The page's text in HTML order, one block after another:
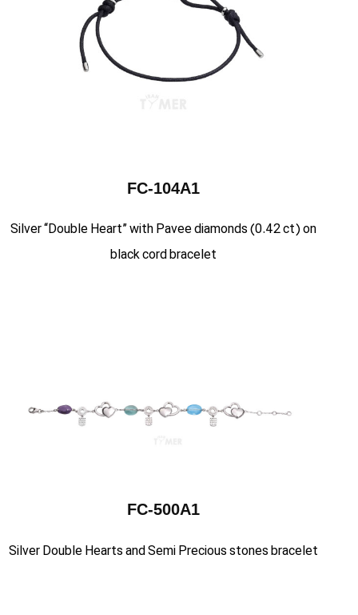
FC-104A1
Silver “Double Heart” with Pavee diamonds (0.42 ct) on
black cord bracelet
FC-500A1
Silver Double Hearts and Semi Precious stones bracelet